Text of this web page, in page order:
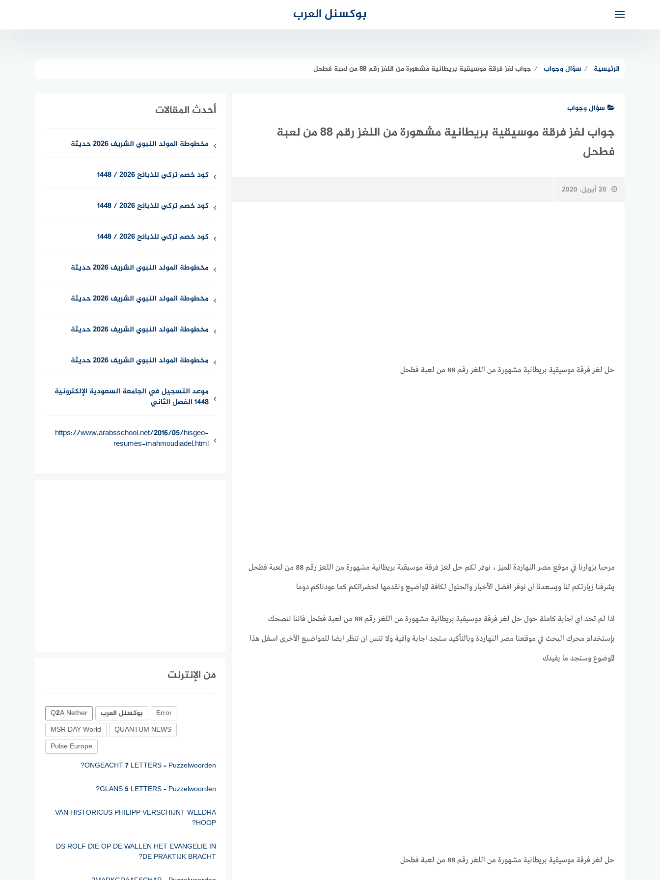
بوكسنل العرب
الرئيسية ⁄ سؤال وجواب ⁄ جواب لغز فرقة موسيقية بريطانية مشهورة من اللغز رقم 88 من لعبة فطحل
سؤال وجواب
جواب لغز فرقة موسيقية بريطانية مشهورة من اللغز رقم 88 من لعبة
فطحل
20 أبريل، 2020
حل لغز فرقة موسيقية بريطانية مشهورة من اللغز رقم 88 من لعبة فطحل
مرحبا بزوارنا في موقع مصر النهاردة المميز ، نوفر لكم حل لغز فرقة موسيقية بريطانية مشهورة من اللغز رقم 88 من لعبة فطحل
يشرفنا زيارتكم لنا ويسعدنا ان نوفر افضل الأخبار والحلول لكافة المواضيع ونقدمها لحضراتكم كما عودناكم دوما
اذا لم تجد اي اجابة كاملة حول حل لغز فرقة موسيقية بريطانية مشهورة من اللغز رقم 88 من لعبة فطحل فاننا ننصحك
بإستخدام محرك البحث في موقعنا مصر النهاردة وبالتأكيد ستجد اجابة وافية ولا تنس ان تنظر ايضا للمواضيع الأخرى اسفل هذا
الموضوع وستجد ما يفيدك
حل لغز فرقة موسيقية بريطانية مشهورة من اللغز رقم 88 من لعبة فطحل
أحدث المقالات
مخطوطة المولد النبوي الشريف 2026 حديثة
كود خصم تركي للذبائح 2026 / 1448
كود خصم تركي للذبائح 2026 / 1448
كود خصم تركي للذبائح 2026 / 1448
مخطوطة المولد النبوي الشريف 2026 حديثة
مخطوطة المولد النبوي الشريف 2026 حديثة
مخطوطة المولد النبوي الشريف 2026 حديثة
مخطوطة المولد النبوي الشريف 2026 حديثة
موعد التسجيل في الجامعة السعودية الإلكترونية
1448 الفصل الثاني
https://www.arabsschool.net/2016/05/hisgeo-
resumes-mahmoudiadel.html
من الإنترنت
Q2A Nether بوكسنل العرب
Error
MSR DAY World
QUANTUM NEWS
Pulse EuropeONGEACHT 7 LETTERS – Puzzelwoorden?
GLANS 5 LETTERS – Puzzelwoorden?
VAN HISTORICUS PHILIPP VERSCHIJNT WELDRA
DS ROLF DIE OP DE WALLEN HET EVANGELIE IN
MARKGRAAFSCHAP – Puzzelwoorden?